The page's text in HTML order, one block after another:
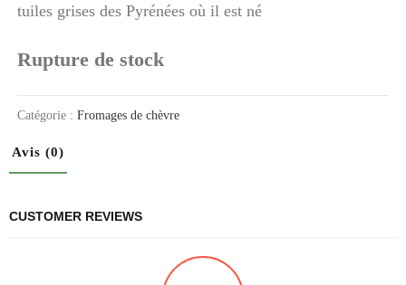
tuiles grises des Pyrénées où il est né
Rupture de stock
Catégorie :Fromages de chèvre
Avis (0)
CUSTOMER REVIEWS